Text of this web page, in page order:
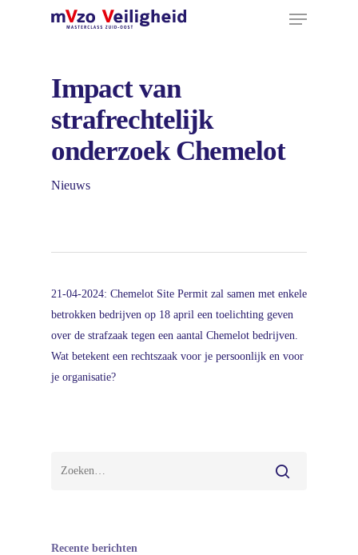
Menu
Impact van
strafrechtelijk
onderzoek Chemelot
Nieuws
21-04-2024: Chemelot Site Permit zal samen met enkele
betrokken bedrijven op 18 april een toelichting geven
over de strafzaak tegen een aantal Chemelot bedrijven.
Wat betekent een rechtszaak voor je persoonlijk en voor
je organisatie?
Recente berichten